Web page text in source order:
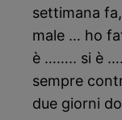
settimana
male … ho
è …….. si è
sempre
due giorni